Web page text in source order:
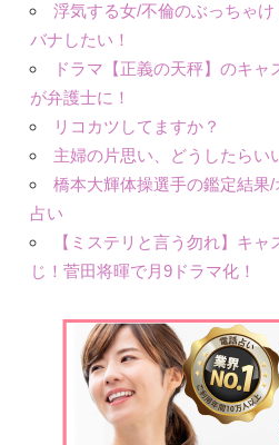
浮気する女/不倫のぶっちゃ
バナしたい！
ドラマ【正義の天秤】のキ
が弁護士に！
リコカツしてますか？
主婦の片思い、どうしたらい
橋本大輝体操選手の鑑定結果
占い
【ミステリと言う勿れ】キ
じ！菅田将暉で月9ドラマ化！